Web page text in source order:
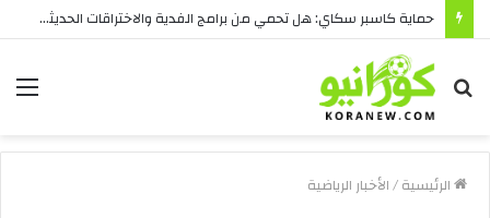
حماية كاسبر سكاي: هل تحمي من برامج الفدية والاختراقات الحديثة؟
بحث
عن
الرئيسية/الأخبار الرياضية